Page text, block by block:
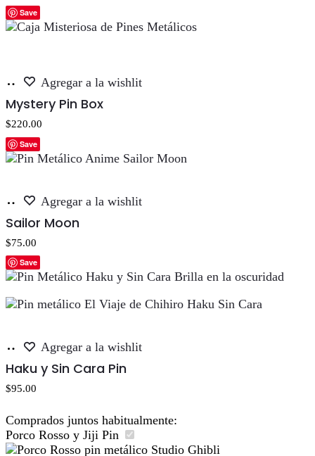
de 5Save
Añadir
carrito
Agregar a la wishlit
Mystery Pin Box
$220.00
Save
Añadir
carrito
Agregar a la wishlit
Sailor Moon
$75.00
Save
Añadir
carrito
Agregar a la wishlit
Haku y Sin Cara Pin
$95.00
Comprados juntos habitualmente:
Porco Rosso y Jiji Pin